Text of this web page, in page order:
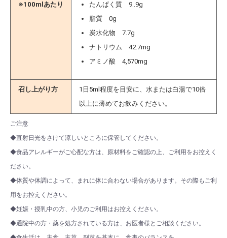
※100mlあたり
たんぱく質 9..9g
脂質 0g
炭水化物 7.7g
ナトリウム 42.7mg
アミノ酸 4,570mg
召し上がり方
1日5ml程度を目安に、水または白湯で10倍
以上に薄めてお飲みください。
ご注意
◆直射日光をさけて涼しいところに保管してください。
◆食品アレルギーがご心配な方は、原材料をご確認の上、ご利用をお控えく
ださい。
◆体質や体調によって、まれに体に合わない場合があります。その際もご利
用をお控えください。
◆妊娠・授乳中の方、小児のご利用はお控えください。
◆通院中の方・薬を処方されている方は、お医者様とご相談ください。